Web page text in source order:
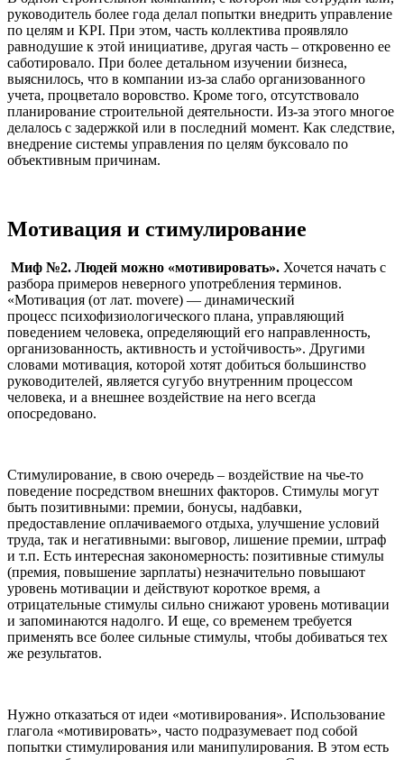
руководитель более года делал попытки внедрить управление
по целям и KPI. При этом, часть коллектива проявляло
равнодушие к этой инициативе, другая часть – откровенно ее
саботировало. При более детальном изучении бизнеса,
выяснилось, что в компании из-за слабо организованного
учета, процветало воровство. Кроме того, отсутствовало
планирование строительной деятельности. Из-за этого многое
делалось с задержкой или в последний момент. Как следствие,
внедрение системы управления по целям буксовало по
объективным причинам.
Мотивация и стимулирование
Миф №2. Людей можно «мотивировать». Хочется начать с
разбора примеров неверного употребления терминов.
«Мотивация (от лат. movere) — динамический
процесс психофизиологического плана, управляющий
поведением человека, определяющий его направленность,
организованность, активность и устойчивость». Другими
словами мотивация, которой хотят добиться большинство
руководителей, является сугубо внутренним процессом
человека, и а внешнее воздействие на него всегда
опосредовано.
Стимулирование, в свою очередь – воздействие на чье-то
поведение посредством внешних факторов. Стимулы могут
быть позитивными: премии, бонусы, надбавки,
предоставление оплачиваемого отдыха, улучшение условий
труда, так и негативными: выговор, лишение премии, штраф
и т.п. Есть интересная закономерность: позитивные стимулы
(премия, повышение зарплаты) незначительно повышают
уровень мотивации и действуют короткое время, а
отрицательные стимулы сильно снижают уровень мотивации
и запоминаются надолго. И еще, со временем требуется
применять все более сильные стимулы, чтобы добиваться тех
же результатов.
Нужно отказаться от идеи «мотивирования». Использование
глагола «мотивировать», часто подразумевает под собой
попытки стимулирования или манипулирования. В этом есть